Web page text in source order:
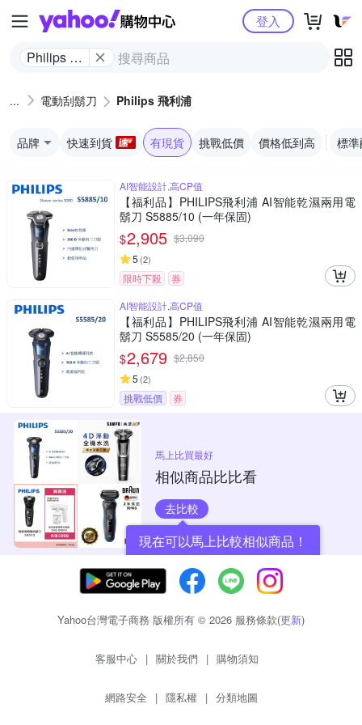
Yahoo購物中心
Philips 飛
登入
電動刮鬍刀 Philips 飛利浦
品牌 快速到貨 有現貨 挑戰低價 價格低到高 標
AI智能設計,高CP值
【福利品】PHILIPS飛利浦 AI智能乾濕兩用電
鬍刀 S5885/10 (一年保固)
$2,905 $3,090
5 (2)
限時下殺
券
AI智能設計,高CP值
【福利品】PHILIPS飛利浦 AI智能乾濕兩用電
鬍刀 S5585/20 (一年保固)
$2,679 $2,850
5 (2)
挑戰低價 券
馬上比買最好
相似商品比比看
去比較
現在可以馬上比較相似商品！
Yahoo台灣電子商務 版權所有 © 2026 服務條款(更新)
客服中心 | 關於我們 | 購物須知
網路安全 | 隱私權 | 分類地圖